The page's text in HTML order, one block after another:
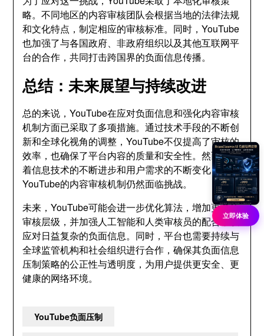
略。不同地区的内容审核团队会根据当地的法律法规
和文化特点，制定相应的审核标准。同时，YouTube
也加强了与各国政府、非政府组织以及其他互联网平
台的合作，共同打击跨国界的负面信息传播。
总结：未来展望与持续改进
总的来说，YouTube在应对负面信息和强化内容审核
机制方面已采取了多项措施。通过技术手段的不断创
新和全球化视角的调整，YouTube不仅提高了审核的
效率，也确保了平台内容的质量和安全性。然而，随
着信息技术的不断进步和用户需求的不断变化，
YouTube的内容审核机制仍然面临挑战。
未来，YouTube可能会进一步优化算法，增加更多的
审核层级，并加强人工智能和人类审核员的配合，以
应对日益复杂的负面信息。同时，平台也需要持续与
全球监管机构和社会组织进行合作，确保其负面信息
压制策略的公正性与透明度，为用户提供更安全、更
健康的网络环境。
YouTube负面压制
立即体验